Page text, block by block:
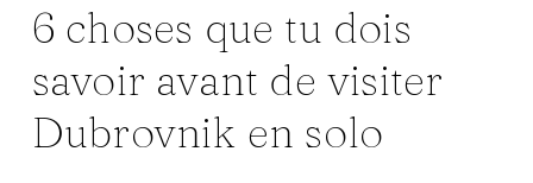
6 choses que tu dois
savoir avant de visiter
Dubrovnik en solo